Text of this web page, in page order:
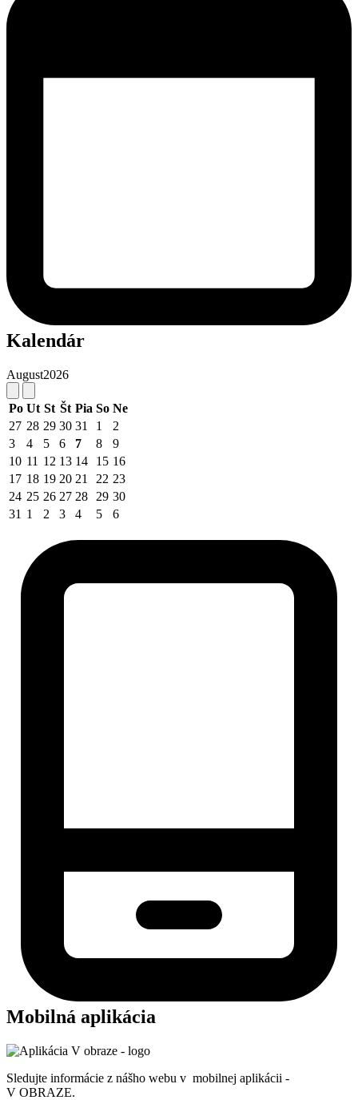
Kalendár
August2026
Po Ut St Št Pia So Ne
27 28 29 30 31 1
2
3
4 5 6 7 8
9
10 11 12 13 14 15 16
17 18 19 20 21 22 23
24 25 26 27 28 29 30
31 1 2 3 4 5 6
Mobilná aplikácia
Sledujte informácie z nášho webu v mobilnej aplikácii -
V OBRAZE.